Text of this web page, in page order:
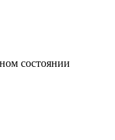
состоянии